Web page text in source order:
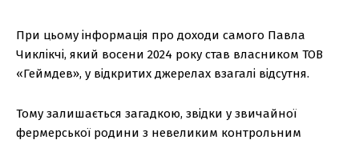
При цьому інформація про доходи самого Павла
Чиклікчі, який восени 2024 року став власником ТОВ
«Геймдев», у відкритих джерелах взагалі відсутня.
Тому залишається загадкою, звідки у звичайної
фермерської родини з невеликим контрольним